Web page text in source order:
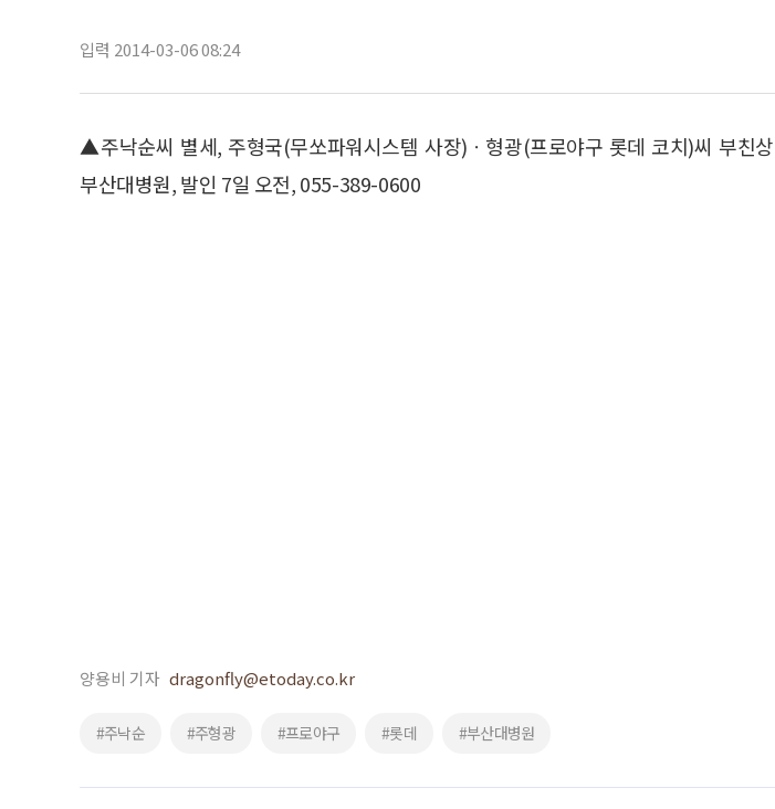
입력 2014-03-06 08:24
▲주낙순씨 별세, 주형국(무쏘파워시스템 사장)ㆍ형광(프로야구 롯데 코치)씨 부친
부산대병원, 발인 7일 오전, 055-389-0600
양용비 기자 dragonfly@etoday.co.kr
#주낙순 #주형광 #프로야구 #롯데 #부산대병원